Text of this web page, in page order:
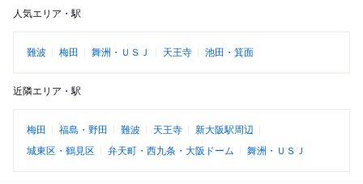
人気エリア・駅
難波 梅田 舞洲・ＵＳＪ 天王寺 池田・箕面
近隣エリア・駅
梅田 福島・野田 難波 天王寺
新大阪駅周辺
城東区・鶴見区
弁天町・西九条・大阪ドーム 舞洲・ＵＳＪ